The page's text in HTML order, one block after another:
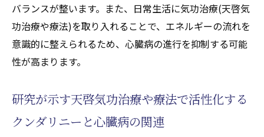
天啓気功療法で得られる狭心症緩和のメリ
ット
実践から学ぶ狭心症改善のエネルギー療法
(天啓気功治療や療法)
患者が語る天啓気功療法による狭心症改善
の体験談
バランスが整います。また、日常生活に気功治療(天啓気
功治療や療法)を取り入れることで、エネルギーの流れを
意識的に整えられるため、心臓病の進行を抑制する可能
性が高まります。
研究が示す天啓気功治療や療法で活性化する
クンダリニーと心臓病の関連